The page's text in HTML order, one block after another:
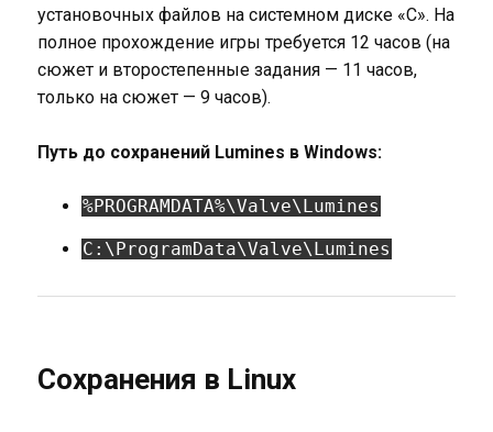
установочных файлов на системном диске «C». На
полное прохождение игры требуется 12 часов (на
сюжет и второстепенные задания — 11 часов,
только на сюжет — 9 часов).
Путь до сохранений Lumines в Windows:
%PROGRAMDATA%\Valve\Lumines
C:\ProgramData\Valve\Lumines
Сохранения в Linux